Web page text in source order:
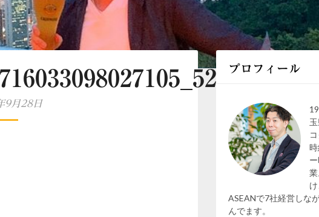
9月28日
プロフィール
ASEANで7社経営しな
んでます。